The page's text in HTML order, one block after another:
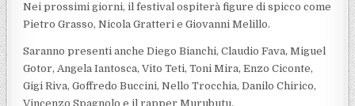
Nei prossimi giorni, il festival ospiterà figure di spicco come
Pietro Grasso, Nicola Gratteri e Giovanni Melillo.
Saranno presenti anche Diego Bianchi, Claudio Fava, Miguel
Gotor, Angela Iantosca, Vito Teti, Toni Mira, Enzo Ciconte,
Gigi Riva, Goffredo Buccini, Nello Trocchia, Danilo Chirico,
Vincenzo Spagnolo e il rapper Murubutu.